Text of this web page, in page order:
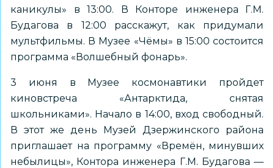
каникулы» в 13:00. В Конторе инженера Г.М.
Будагова в 12:00 расскажут, как придумали
мультфильмы. В Музее «Чёмы» в 15:00 состоится
программа «Волшебный фонарь».
3 июня в Музее космонавтики пройдет
киновстреча «Антарктида, снятая
школьниками». Начало в 14:00, вход свободный.
В этот же день Музей Дзержинского района
приглашает на программу «Времён, минувших
небылицы», Контора инженера Г.М. Будагова —